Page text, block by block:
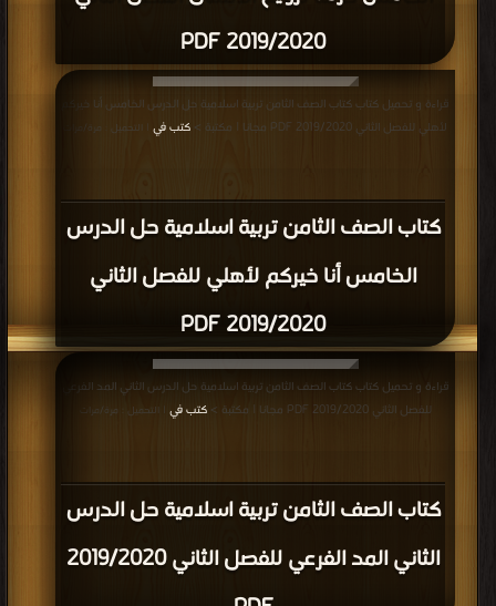
2019/2020 PDF
كتاب الصف الثامن تربية اسلامية حل الدرس
الخامس أنا خيركم لأهلي للفصل الثاني
2019/2020 PDF
قراءة و تحميل كتاب كتاب الصف الثامن تربية اسلامية حل الدرس الخامس أنا خيركم
لأهلي للفصل الثاني 2019/2020 PDF مجانا | مكتبة >
كتب في | التحميل : مرة/مرات
كتاب الصف الثامن تربية اسلامية حل الدرس
الثاني المد الفرعي للفصل الثاني 2019/2020
قراءة و تحميل كتاب كتاب الصف الثامن تربية اسلامية حل الدرس الثاني المد الفرعي
للفصل الثاني 2019/2020 PDF مجانا | مكتبة >
كتب في | التحميل : مرة/مرات